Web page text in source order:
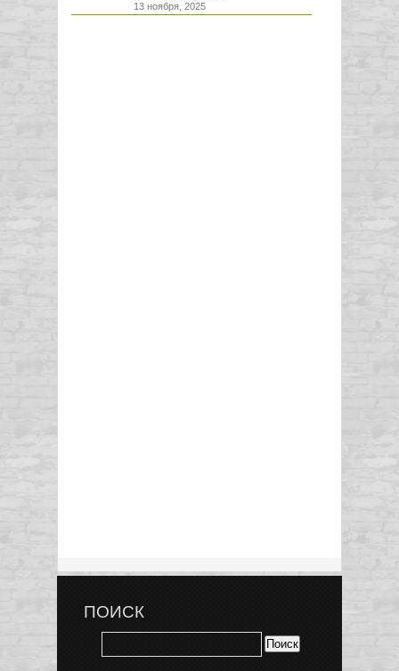
13 ноября, 2025
ПОИСК